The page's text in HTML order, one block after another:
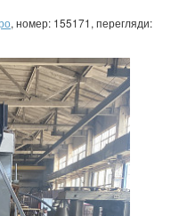
, номер: 155171, перегляди: